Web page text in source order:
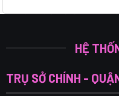
HỆ
TRỤ SỞ CHÍNH -